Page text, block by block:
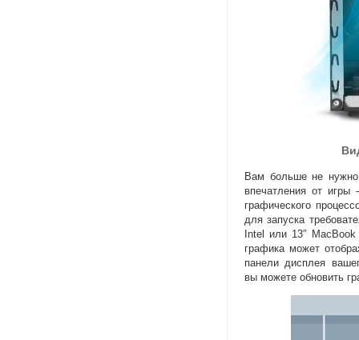
Вам больше не нужно
впечатления от
графического
для запуска
Intel или 13″
графика может
панели дисплея
вы можете обновить